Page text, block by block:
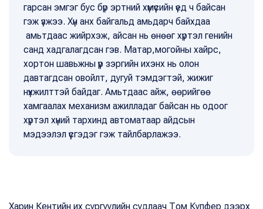
гарсан эмгэг бус бүр эртний хүмүүсийн үед ч байсан
гэж үзжээ. Хүн анх байгальд амьдарч байхдаа
амьтдаас жийрхэж, айсан нь өнөөг хүртэл генийн
санд хадгалагдсан гэв. Матар,могойны хайрс,
хортон шавьжны үүр зэргийн ихэнх нь олон
давтагдсан овойлт, дугуй тэмдэгтэй, жижиг
нүхжилттэй байдаг. Амьтдаас айж, өөрийгөө
хамгаалах механизм ажилладаг байсан нь одоог
хүртэл хүний тархинд автоматаар айдсын
мэдээлэл үүсгэдэг гэж тайлбарлажээ.
Харин Кентийн их сургуулийн судлаач Том Купфер дээрх